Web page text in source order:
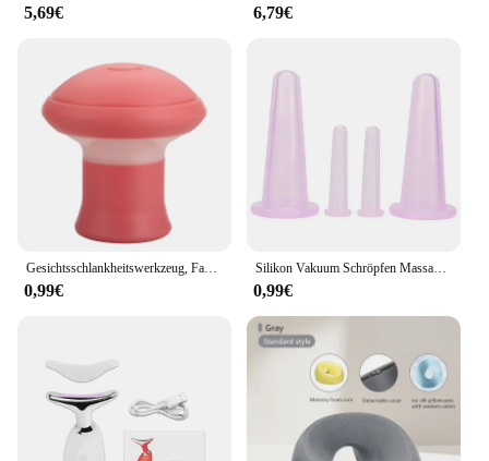
5,69€ 6,79€
Gesichtsschlankheitswerkzeug, Facelift, hautstraffendes V-förmiges Doppelkinn-Übungsinstrument für Frauen, heben Sie die Haut an, schlankes und getöntes Gesicht
0,99€
Silikon Vakuum Schröpfen Massage Gläser Anti Cellulite Massage Gesichts Saugnäpfe Gesicht Hals Lift Haut Schaben Guasha Anti Falten
0,99€